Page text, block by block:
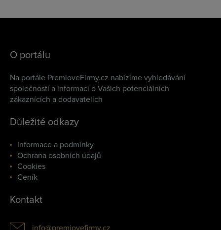
O portálu
Na portále PremioveFirmy.cz nabízíme vyhledávání
společností a informací o Vašich potenciálních
zákaznících a dodavatelích
Důležité odkazy
Informace a podmínky
Ochrana osobních údajů
Cookies
Ceník
Kontakt
info@premiovefirmy.cz